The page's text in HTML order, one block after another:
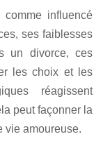
comme influencé
ses faiblesses
un divorce, ces
les choix et les
réagissent
peut façonner la
vie amoureuse.